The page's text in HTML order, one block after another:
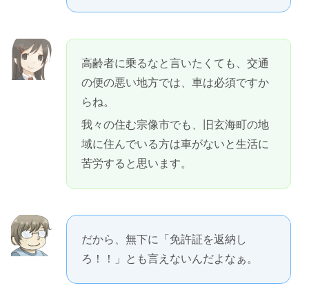
高齢者に乗るなと言いたくても、交通
の便の悪い地方では、車は必須ですか
らね。
我々の住む宗像市でも、旧玄海町の地
域に住んでいる方は車がないと生活に
苦労すると思います。
だから、無下に「免許証を返納し
ろ！！」とも言えないんだよなぁ。